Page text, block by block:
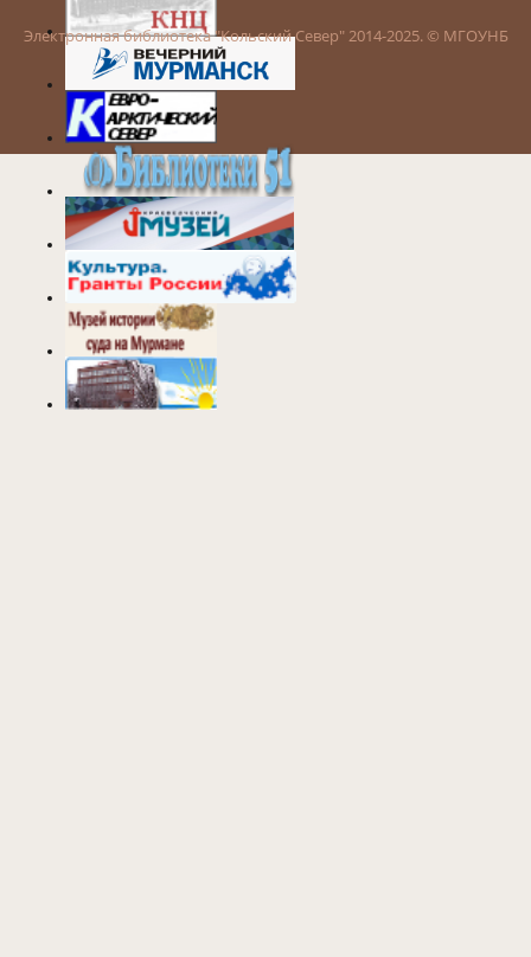
Электронная библиотека "Кольский Север" 2014-2025. © МГОУНБ